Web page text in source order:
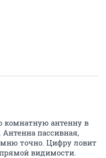
комнатную антенну в
Антенна пассивная,
точно. Цифру ловит
видимости.